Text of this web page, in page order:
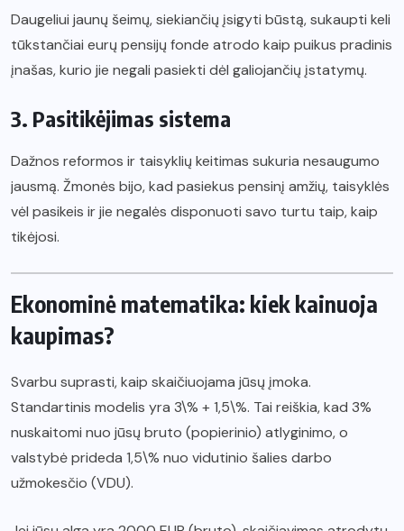
Daugeliui jaunų šeimų, siekiančių įsigyti būstą, sukaupti keli
tūkstančiai eurų pensijų fonde atrodo kaip puikus pradinis
įnašas, kurio jie negali pasiekti dėl galiojančių įstatymų.
3. Pasitikėjimas sistema
Dažnos reformos ir taisyklių keitimas sukuria nesaugumo
jausmą. Žmonės bijo, kad pasiekus pensinį amžių, taisyklės
vėl pasikeis ir jie negalės disponuoti savo turtu taip, kaip
tikėjosi.
Ekonominė matematika: kiek kainuoja
kaupimas?
Svarbu suprasti, kaip skaičiuojama jūsų įmoka.
Standartinis modelis yra 3\% + 1,5\%. Tai reiškia, kad 3%
nuskaitomi nuo jūsų bruto (popierinio) atlyginimo, o
valstybė prideda 1,5\% nuo vidutinio šalies darbo
užmokesčio (VDU).